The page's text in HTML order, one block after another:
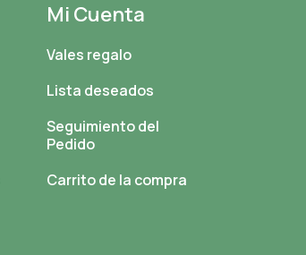
Mi Cuenta
Vales regalo
Lista deseados
Seguimiento del
Pedido
Carrito de la compra